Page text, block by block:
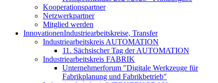
Kooperationspartner
Netzwerkpartner
Mitglied werden
InnovationenIndustriearbeitskreise, Transfer
Industriearbeitskreis AUTOMATION
11. Sächsischer Tag der AUTOMATION
Industriearbeitskreis FABRIK
Unternehmerforum "Digitale Werkzeuge für
Fabrikplanung und Fabrikbetrieb"